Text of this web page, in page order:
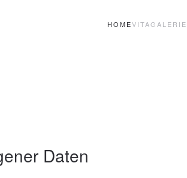
HOMEVITAGALERIE
Daten